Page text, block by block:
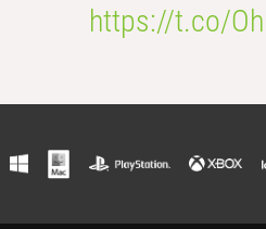
https://t.co/